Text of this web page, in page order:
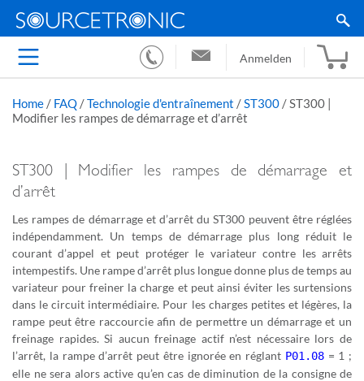
Anmelden
Home / FAQ /Technologie d'entraînement / ST300 / ST300 |
Modifier les rampes de démarrage et d’arrêt
ST300 | Modifier les rampes de démarrage et
d’arrêt
Les rampes de démarrage et d’arrêt du ST300 peuvent être réglées
indépendamment. Un temps de démarrage plus long réduit le
courant d’appel et peut protéger le variateur contre les arrêts
intempestifs. Une rampe d’arrêt plus longue donne plus de temps au
variateur pour freiner la charge et peut ainsi éviter les surtensions
dans le circuit intermédiaire. Pour les charges petites et légères, la
rampe peut être raccourcie afin de permettre un démarrage et un
freinage rapides. Si aucun freinage actif n’est nécessaire lors de
l’arrêt, la rampe d’arrêt peut être ignorée en réglant P01.08= 1 ;
elle ne sera alors active qu’en cas de diminution de la consigne de